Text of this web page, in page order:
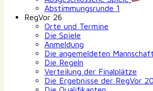
Abstimmungsrunde 1
RegVor 26
Orte und Termine
Die Spiele
Anmeldung
Die angemeldeten
Die Regeln
Verteilung der Finalplätze
Die Ergebnisse der RegVor